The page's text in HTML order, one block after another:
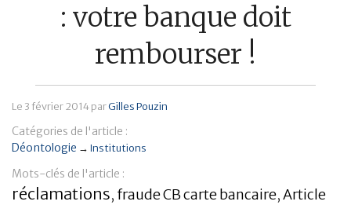
Patrimoine
Immobilier
Banque
: votre banque doit
rembourser !
Le 3 février 2014parGilles Pouzin
Catégories de l'article :
Déontologie → Institutions
Mots-clés de l'article :
réclamations, fraude CB carte bancaire, Article